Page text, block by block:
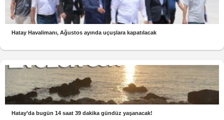
Hatay Havalimanı, Ağustos ayında uçuşlara kapatılacak
Hatay’da bugün 14 saat 39 dakika gündüz yaşanacak!